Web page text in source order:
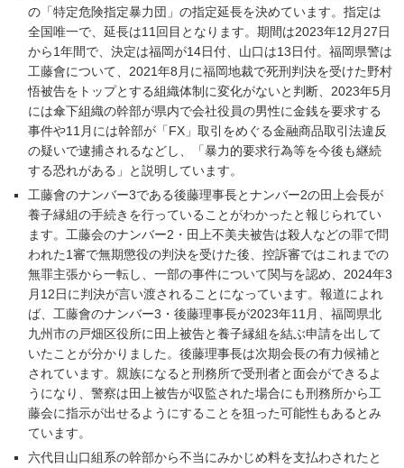
の「特定危険指定暴力団」の指定延長を決めています。指定は
全国唯一で、延長は11回目となります。期間は2023年12月27日
から1年間で、決定は福岡が14日付、山口は13日付。福岡県警は
工藤會について、2021年8月に福岡地裁で死刑判決を受けた野村
悟被告をトップとする組織体制に変化がないと判断、2023年5月
には傘下組織の幹部が県内で会社役員の男性に金銭を要求する
事件や11月には幹部が「FX」取引をめぐる金融商品取引法違反
の疑いで逮捕されるなどし、「暴力的要求行為等を今後も継続
する恐れがある」と説明しています。
工藤會のナンバー3である後藤理事長とナンバー2の田上会長が
養子縁組の手続きを行っていることがわかったと報じられてい
ます。工藤会のナンバー2・田上不美夫被告は殺人などの罪で問
われた1審で無期懲役の判決を受けた後、控訴審ではこれまでの
無罪主張から一転し、一部の事件について関与を認め、2024年3
月12日に判決が言い渡されることになっています。報道によれ
ば、工藤會のナンバー3・後藤理事長が2023年11月、福岡県北
九州市の戸畑区役所に田上被告と養子縁組を結ぶ申請を出して
いたことが分かりました。後藤理事長は次期会長の有力候補と
されています。親族になると刑務所で受刑者と面会ができるよ
うになり、警察は田上被告が収監された場合にも刑務所から工
藤会に指示が出せるようにすることを狙った可能性もあるとみ
ています。
六代目山口組系の幹部から不当にみかじめ料を支払わされたと